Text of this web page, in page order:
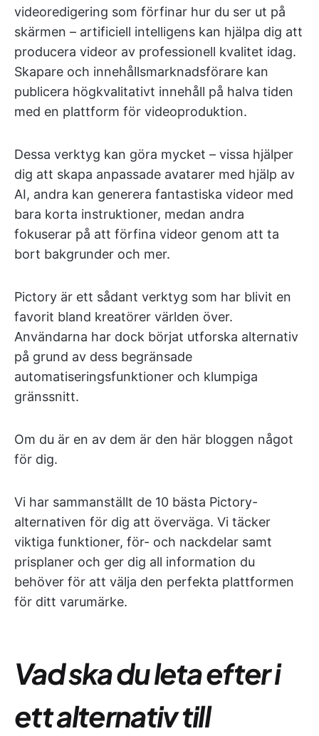
videoredigering som förfinar hur du ser ut på
skärmen – artificiell intelligens kan hjälpa dig att
producera videor av professionell kvalitet idag.
Skapare och innehållsmarknadsförare kan
publicera högkvalitativt innehåll på halva tiden
med en plattform för videoproduktion.
Dessa verktyg kan göra mycket – vissa hjälper
dig att skapa anpassade avatarer med hjälp av
AI, andra kan generera fantastiska videor med
bara korta instruktioner, medan andra
fokuserar på att förfina videor genom att ta
bort bakgrunder och mer.
Pictory är ett sådant verktyg som har blivit en
favorit bland kreatörer världen över.
Användarna har dock börjat utforska alternativ
på grund av dess begränsade
automatiseringsfunktioner och klumpiga
gränssnitt.
Om du är en av dem är den här bloggen något
för dig.
Vi har sammanställt de 10 bästa Pictory-
alternativen för dig att överväga. Vi täcker
viktiga funktioner, för- och nackdelar samt
prisplaner och ger dig all information du
behöver för att välja den perfekta plattformen
för ditt varumärke.
Vad ska du leta efter i
ett alternativ till